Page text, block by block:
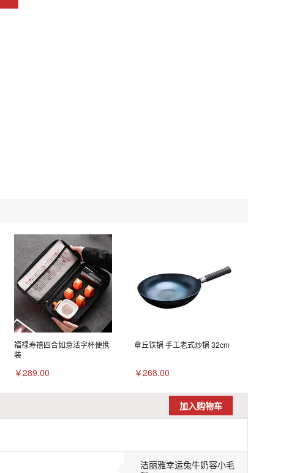
福禄寿禧四合如意活字杯便携
装
￥289.00
章丘铁锅 手工老式炒锅 32cm
￥268.00
加入购物车
洁丽雅幸运兔牛奶容小毛